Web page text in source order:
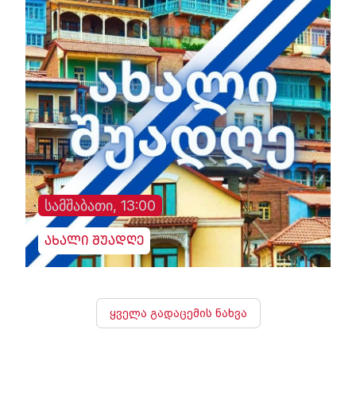
სამშაბათი, 13:00
ახალი შუადღე
ყველა გადაცემის ნახვა